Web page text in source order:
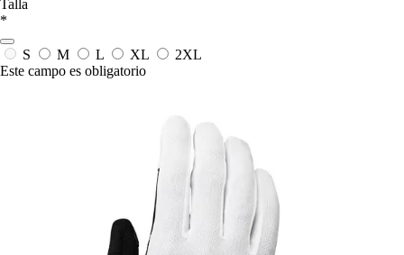
Talla
*
S M L XL
2XL
Este campo es obligatorio